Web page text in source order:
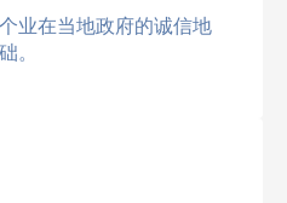
业在当地政府的诚信地
。